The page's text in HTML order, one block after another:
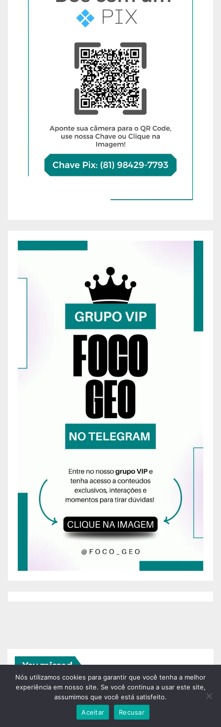
You missed
Nós utilizamos cookies para garantir que você tenha a melhor
experiência em nosso site. Se você continua a usar este site,
assumimos que você está satisfeito.
Aceitar
Recusar